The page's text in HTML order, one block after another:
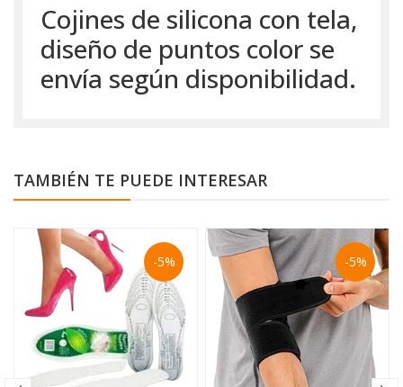
Cojines de silicona con tela,
diseño de puntos color se
envía según disponibilidad.
TAMBIÉN TE PUEDE INTERESAR
-5% -5%